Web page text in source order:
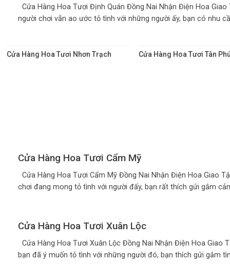
Cửa Hàng Hoa Tươi Định Quán Đồng Nai Nhận Điện Hoa
người chơi vẫn ao ước tỏ tình với những người ấy, bạn có nhu
Cửa Hàng Hoa Tươi Nhơn Trạch Cửa Hàng Hoa Tươi Tân Phú
Cửa Hàng Hoa Tươi Cẩm Mỹ
Cửa Hàng Hoa Tươi Cẩm Mỹ Đồng Nai Nhận Điện Hoa Giao
chơi đang mong tỏ tình với người đấy, bạn rất thích gửi gắm
Cửa Hàng Hoa Tươi Xuân Lộc
Cửa Hàng Hoa Tươi Xuân Lộc Đồng Nai Nhận Điện Hoa
bạn đã ý muốn tỏ tình với những người đó, bạn thích gửi gắm